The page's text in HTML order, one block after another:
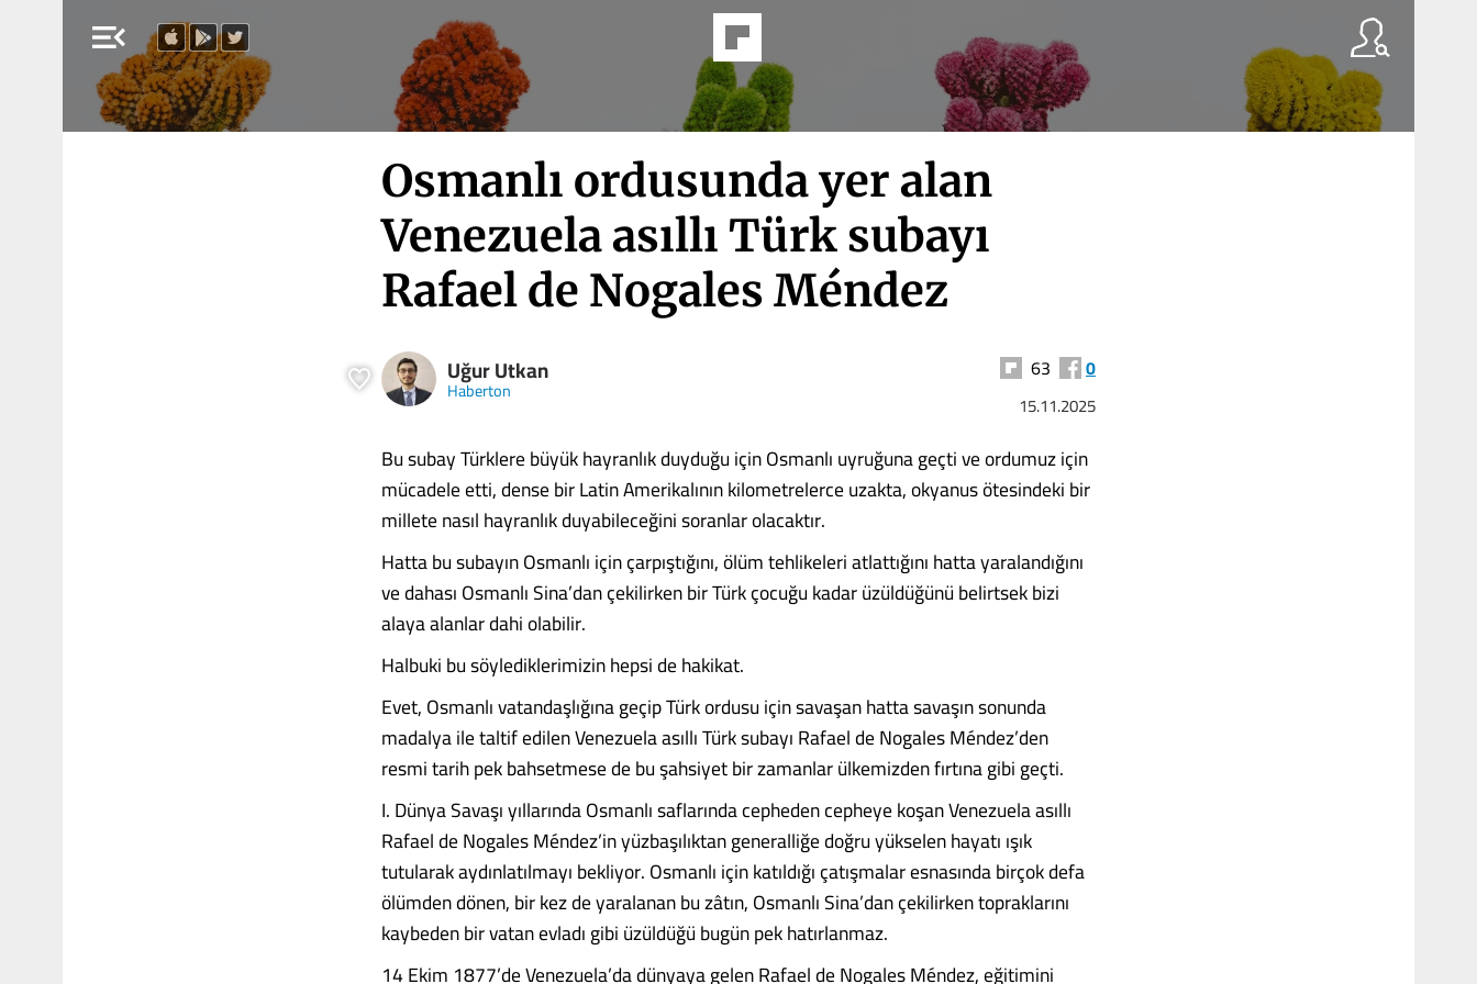
menu_open
Osmanlı ordusunda yer alan
Venezuela asıllı Türk subayı
Rafael de Nogales Méndez
Uğur Utkan
Haberton
63 0
15.11.2025
Bu subay Türklere büyük hayranlık duyduğu için Osmanlı uyruğuna geçti ve ordumuz için
mücadele etti, dense bir Latin Amerikalının kilometrelerce uzakta, okyanus ötesindeki bir
millete nasıl hayranlık duyabileceğini soranlar olacaktır.
Hatta bu subayın Osmanlı için çarpıştığını, ölüm tehlikeleri atlattığını hatta yaralandığını
ve dahası Osmanlı Sina’dan çekilirken bir Türk çocuğu kadar üzüldüğünü belirtsek bizi
alaya alanlar dahi olabilir.
Halbuki bu söylediklerimizin hepsi de hakikat.
Evet, Osmanlı vatandaşlığına geçip Türk ordusu için savaşan hatta savaşın sonunda
madalya ile taltif edilen Venezuela asıllı Türk subayı Rafael de Nogales Méndez’den
resmi tarih pek bahsetmese de bu şahsiyet bir zamanlar ülkemizden fırtına gibi geçti.
I. Dünya Savaşı yıllarında Osmanlı saflarında cepheden cepheye koşan Venezuela asıllı
Rafael de Nogales Méndez’in yüzbaşılıktan generalliğe doğru yükselen hayatı ışık
tutularak aydınlatılmayı bekliyor. Osmanlı için katıldığı çatışmalar esnasında birçok defa
ölümden dönen, bir kez de yaralanan bu zâtın, Osmanlı Sina’dan çekilirken topraklarını
kaybeden bir vatan evladı gibi üzüldüğü bugün pek hatırlanmaz.
14 Ekim 1877’de Venezuela’da dünyaya gelen Rafael de Nogales Méndez, eğitimini